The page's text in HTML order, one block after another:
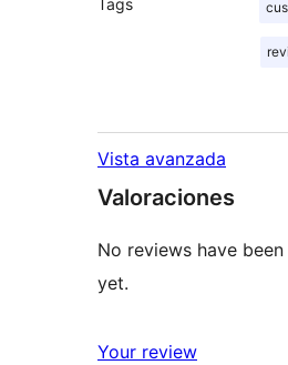
Tags
Vista avanzada
Valoraciones
No reviews have
yet.
Your review